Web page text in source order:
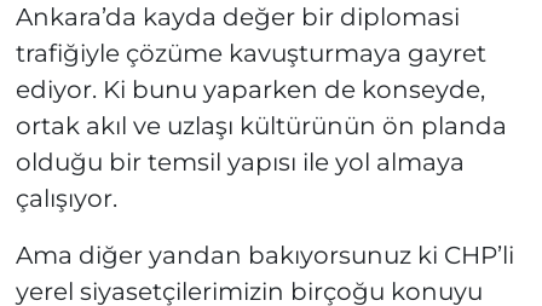
Ankara’da kayda değer bir diplomasi
trafiğiyle çözüme kavuşturmaya gayret
ediyor. Ki bunu yaparken de konseyde,
ortak akıl ve uzlaşı kültürünün ön planda
olduğu bir temsil yapısı ile yol almaya
çalışıyor.
Ama diğer yandan bakıyorsunuz ki CHP’li
yerel siyasetçilerimizin birçoğu konuyu